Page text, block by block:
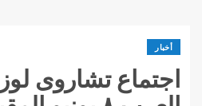
أخبار
اجتماع تشاروى